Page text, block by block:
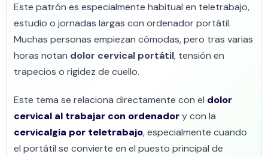
Este patrón es especialmente habitual en teletrabajo,
estudio o jornadas largas con ordenador portátil.
Muchas personas empiezan cómodas, pero tras varias
horas notan dolor cervical portátil, tensión en
trapecios o rigidez de cuello.
Este tema se relaciona directamente con el dolor
cervical al trabajar con ordenadory con la
cervicalgia por teletrabajo, especialmente cuando
el portátil se convierte en el puesto principal de